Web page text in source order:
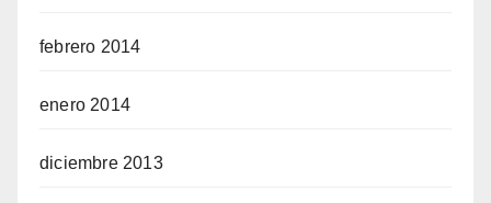
febrero 2014
enero 2014
diciembre 2013